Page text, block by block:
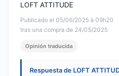
Publicado el 05/06/2025 à 09h20
tras una compra de 24/05/2025
LOFT ATTITUDE
Opinión traducida
Respuesta de LOFT